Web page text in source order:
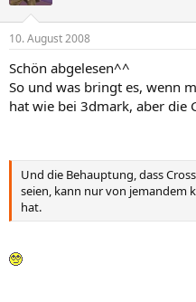
10. August 2008
Schön abgelesen^^
So und was bringt es, wenn
hat wie bei 3dmark, aber die
Und die Behauptung, dass
seien, kann nur von jemandem
hat.